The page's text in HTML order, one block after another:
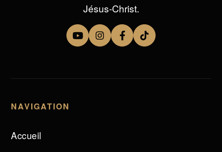
Jésus-Christ.
NAVIGATION
Accueil